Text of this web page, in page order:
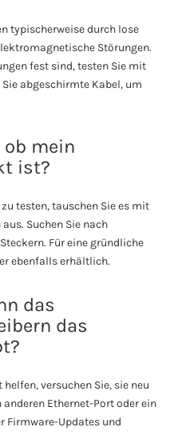
typischerweise durch lose
Störungen.
fest sind, testen Sie mit
abgeschirmte Kabel, um
mein
ist?
testen, tauschen Sie es mit
Suchen Sie nach
Für eine gründliche
ebenfalls erhältlich.
das
das
versuchen Sie, sie neu
Ethernet-Port oder ein
Firmware-Updates und